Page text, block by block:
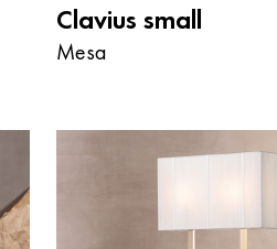
Clavius small
Mesa